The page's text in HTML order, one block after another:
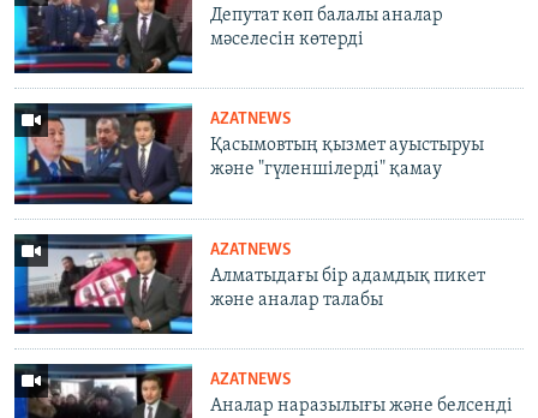
Депутат көп балалы аналар
мәселесін көтерді
AZATNEWS
Қасымовтың қызмет ауыстыруы
және "гүленшілерді" қамау
AZATNEWS
Алматыдағы бір адамдық пикет
және аналар талабы
AZATNEWS
Аналар наразылығы және белсенді